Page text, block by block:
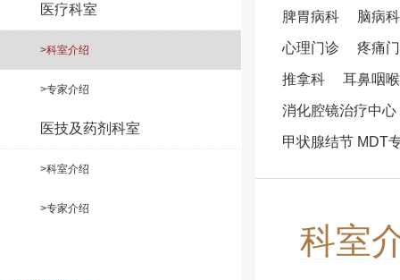
医疗科室
>科室介绍
>专家介绍
医技及药剂科室
>科室介绍
>专家介绍
脾胃病科 脑病科
心理门诊 疼痛
推拿科 耳鼻咽
消化腔镜治疗中心
甲状腺结节 MDT
科室